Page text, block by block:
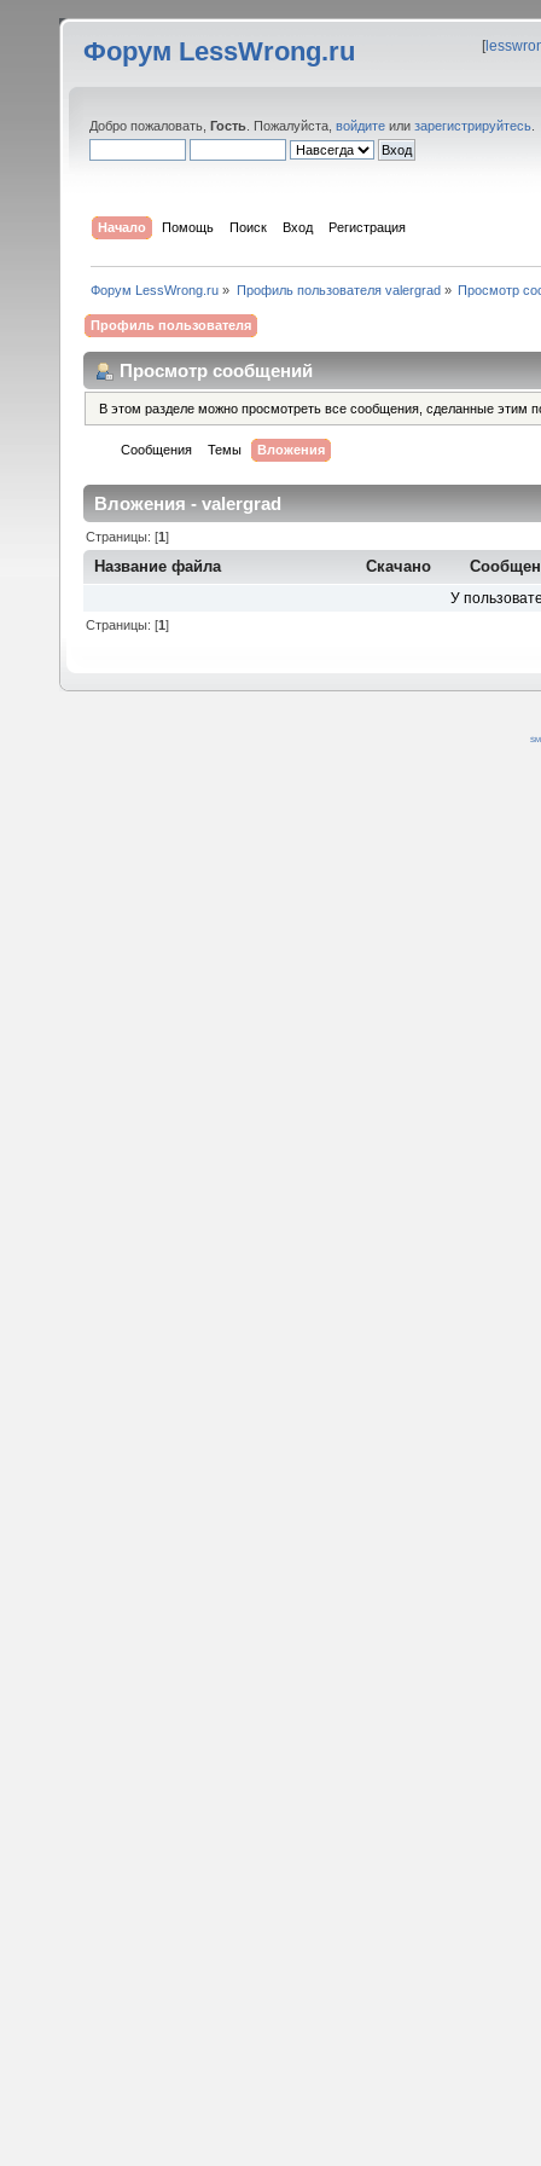
Форум LessWrong.ru [
Добро пожаловать, Гость . Пожалуйста, войдите или зарегистрируйтесь
Начало Помощь Поиск Вход Регистрация
Форум LessWrong.ru » Профиль пользователя valergrad» Просмотр
Профиль пользователя
Просмотр сообщений
В этом разделе можно просмотреть все сообщения, сделанные этим
Сообщения Темы Вложения
Вложения - valergrad
Страницы: [1]
Название файла Скачано
У
Страницы: [1]